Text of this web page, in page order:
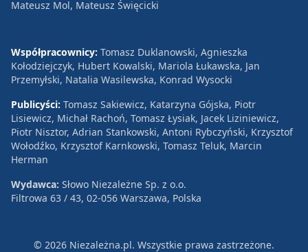
Mateusz Mol, Mateusz Święcicki
Współpracownicy: Tomasz Duklanowski, Agnieszka
Kołodziejczyk, Hubert Kowalski, Mariola Łukawska, Jan
Przemyłski, Natalia Wasilewska, Konrad Wysocki
Publicyści: Tomasz Sakiewicz, Katarzyna Gójska, Piotr
Lisiewicz, Michał Rachoń, Tomasz Łysiak, Jacek Liziniewicz,
Piotr Nisztor, Adrian Stankowski, Antoni Rybczyński, Krzysztof
Wołodźko, Krzysztof Karnkowski, Tomasz Teluk, Marcin
Herman
Wydawca: Słowo Niezależne Sp. z o.o.
Filtrowa 63 / 43, 02-056 Warszawa, Polska
© 2026 Niezależna.pl. Wszystkie prawa zastrzeżone.